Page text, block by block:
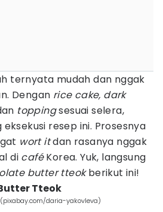
ternyata mudah dan nggak
Dengan rice cake, dark
toppingsesuai selera,
resep ini. Prosesnya
wort itdan rasanya nggak
di caféKorea. Yuk, langsung
butter tteokberikut ini!
Tteok
daria-yakovleva)